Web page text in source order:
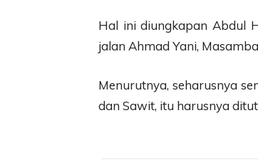
Hal ini diungkapan Abdul
jalan Ahmad Yani,
Menurutnya, seharusnya
dan Sawit, itu harusnya